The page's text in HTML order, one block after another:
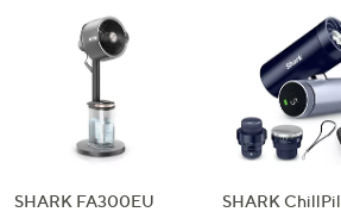
SHARK FA300EU
SHARK